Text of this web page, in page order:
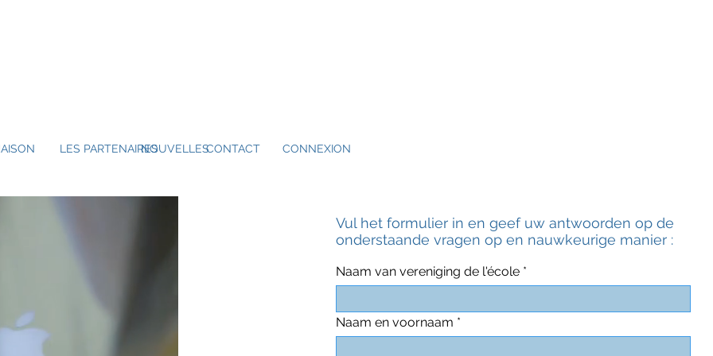
LES PARTENAIRESNOUVELLESCONTACT CONNEXION
Vul het formulier in en geef uw antwoorden op de
onderstaande vragen op en nauwkeurige manier :
Naam van vereniging de l'école
Naam en voornaam